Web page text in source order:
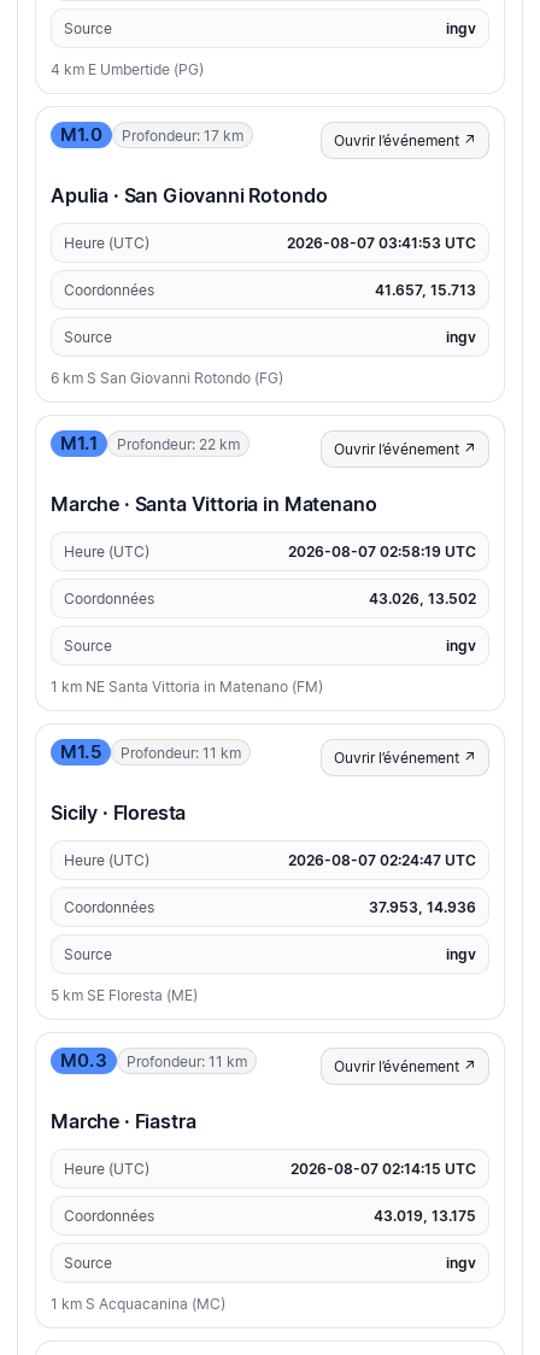
Source ingv
4 km E Umbertide (PG)
M1.0 Profondeur: 17 km Ouvrir l’événement ↗
Apulia · San Giovanni Rotondo
Heure (UTC) 2026-08-07 03:41:53 UTC
Coordonnées 41.657, 15.713
Source ingv
6 km S San Giovanni Rotondo (FG)
M1.1 Profondeur: 22 km Ouvrir l’événement ↗
Marche · Santa Vittoria in Matenano
Heure (UTC) 2026-08-07 02:58:19 UTC
Coordonnées 43.026, 13.502
Source ingv
1 km NE Santa Vittoria in Matenano (FM)
M1.5 Profondeur: 11 km Ouvrir l’événement ↗
Sicily · Floresta
Heure (UTC) 2026-08-07 02:24:47 UTC
Coordonnées 37.953, 14.936
Source ingv
5 km SE Floresta (ME)
M0.3 Profondeur: 11 km Ouvrir l’événement ↗
Marche · Fiastra
Heure (UTC) 2026-08-07 02:14:15 UTC
Coordonnées 43.019, 13.175
Source ingv
1 km S Acquacanina (MC)